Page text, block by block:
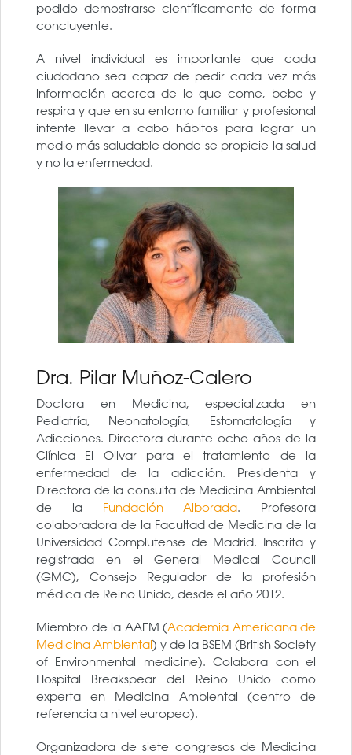
podido demostrarse científicamente de forma
concluyente.
A nivel individual es importante que cada
ciudadano sea capaz de pedir cada vez más
información acerca de lo que come, bebe y
respira y que en su entorno familiar y profesional
intente llevar a cabo hábitos para lograr un
medio más saludable donde se propicie la salud
y no la enfermedad.
Dra. Pilar Muñoz-Calero
Doctora en Medicina, especializada en
Pediatría, Neonatología, Estomatología y
Adicciones. Directora durante ocho años de la
Clínica El Olivar para el tratamiento de la
enfermedad de la adicción. Presidenta y
Directora de la consulta de Medicina Ambiental
de la Fundación Alborada. Profesora
colaboradora de la Facultad de Medicina de la
Universidad Complutense de Madrid. Inscrita y
registrada en el General Medical Council
(GMC), Consejo Regulador de la profesión
médica de Reino Unido, desde el año 2012.
Miembro de la AAEM (Academia Americana de
Medicina Ambiental) y de la BSEM (British Society
of Environmental medicine). Colabora con el
Hospital Breakspear del Reino Unido como
experta en Medicina Ambiental (centro de
referencia a nivel europeo).
Organizadora de siete congresos de Medicina